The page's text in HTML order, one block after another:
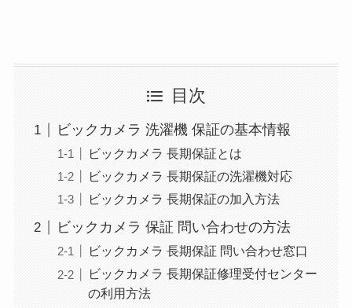
目次
ビックカメラ 洗濯機 保証の基本情報
ビックカメラ 長期保証とは
ビックカメラ 長期保証の洗濯機対応
ビックカメラ 長期保証の加入方法
ビックカメラ 保証 問い合わせの方法
ビックカメラ 長期保証 問い合わせ窓口
ビックカメラ 長期保証修理受付センター
の利用方法